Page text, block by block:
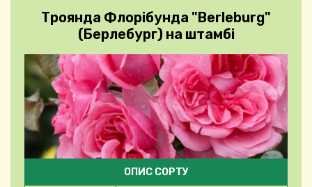
Троянда Флорібунда "Berleburg"
(Берлебург) на штамбі
ОПИС СОРТУ